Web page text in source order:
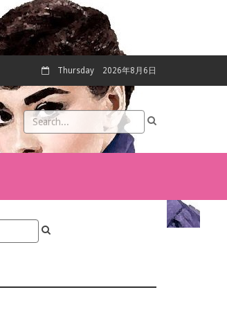
Thursday 2026年8月6日